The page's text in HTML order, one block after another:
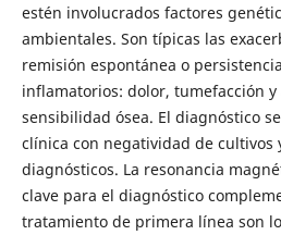
estén involucrados factores
ambientales. Son típicas las
remisión espontánea o
inflamatorios: dolor, tumefacción
sensibilidad ósea. El diagnóstico
clínica con negatividad de cultivos
diagnósticos. La resonancia
clave para el diagnóstico
tratamiento de primera línea son